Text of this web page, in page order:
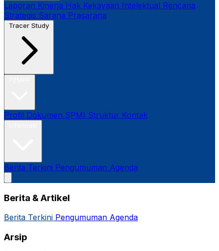
Laporan Kinerja Hak Kekayaan Intelektual Rencana
Strategis Sarana Prasarana
Tracer Study
Profil Dokumen SPMI Struktur Kontak
Berita Terkini Pengumuman Agenda
Berita & Artikel
Berita Terkini Pengumuman Agenda
Arsip